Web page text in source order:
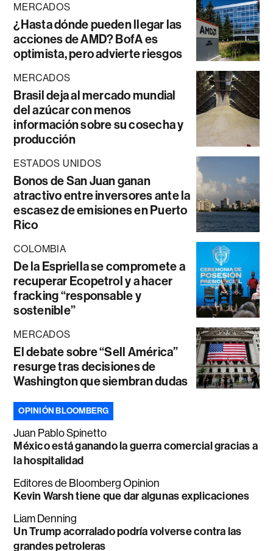
MERCADOS
¿Hasta dónde pueden llegar las
acciones de AMD? BofA es
optimista, pero advierte riesgos
MERCADOS
Brasil deja al mercado mundial
del azúcar con menos
información sobre su cosecha y
producción
ESTADOS UNIDOS
Bonos de San Juan ganan
atractivo entre inversores ante la
escasez de emisiones en Puerto
Rico
COLOMBIA
De la Espriella se compromete a
recuperar Ecopetrol y a hacer
fracking “responsable y
sostenible”
MERCADOS
El debate sobre “Sell América”
resurge tras decisiones de
Washington que siembran dudas
OPINIÓN BLOOMBERG
Juan Pablo Spinetto
México está ganando la guerra comercial gracias a
la hospitalidad
Editores de Bloomberg Opinion
Kevin Warsh tiene que dar algunas explicaciones
Liam Denning
Un Trump acorralado podría volverse contra las
grandes petroleras